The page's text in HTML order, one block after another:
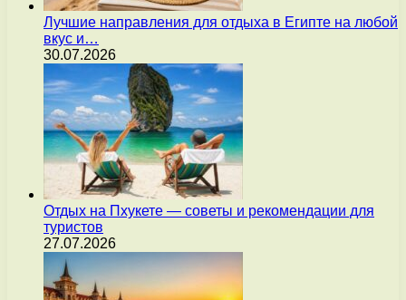
Лучшие направления для отдыха в Египте на любой
вкус и…
30.07.2026
Отдых на Пхукете — советы и рекомендации для
туристов
27.07.2026